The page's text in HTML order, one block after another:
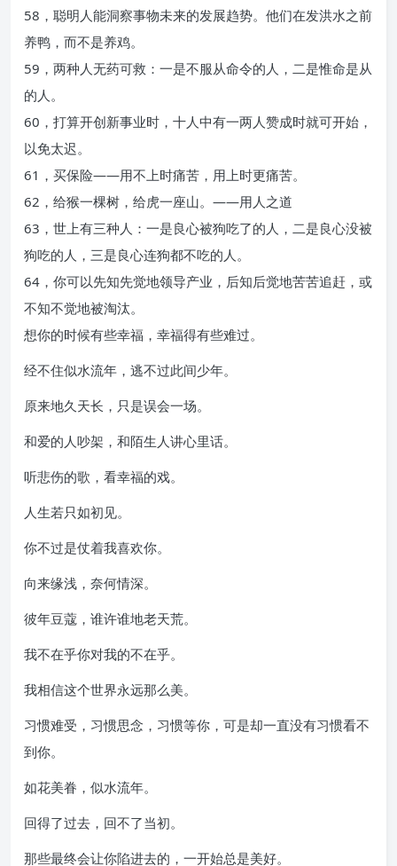
58，聪明人能洞察事物未来的发展趋势。他们在发洪水之前
养鸭，而不是养鸡。
59，两种人无药可救：一是不服从命令的人，二是惟命是从
的人。
60，打算开创新事业时，十人中有一两人赞成时就可开始，
以免太迟。
61，买保险――用不上时痛苦，用上时更痛苦。
62，给猴一棵树，给虎一座山。――用人之道
63，世上有三种人：一是良心被狗吃了的人，二是良心没被
狗吃的人，三是良心连狗都不吃的人。
64，你可以先知先觉地领导产业，后知后觉地苦苦追赶，或
不知不觉地被淘汰。
想你的时候有些幸福，幸福得有些难过。
经不住似水流年，逃不过此间少年。
原来地久天长，只是误会一场。
和爱的人吵架，和陌生人讲心里话。
听悲伤的歌，看幸福的戏。
人生若只如初见。
你不过是仗着我喜欢你。
向来缘浅，奈何情深。
彼年豆蔻，谁许谁地老天荒。
我不在乎你对我的不在乎。
我相信这个世界永远那么美。
习惯难受，习惯思念，习惯等你，可是却一直没有习惯看不
到你。
如花美眷，似水流年。
回得了过去，回不了当初。
那些最终会让你陷进去的，一开始总是美好。